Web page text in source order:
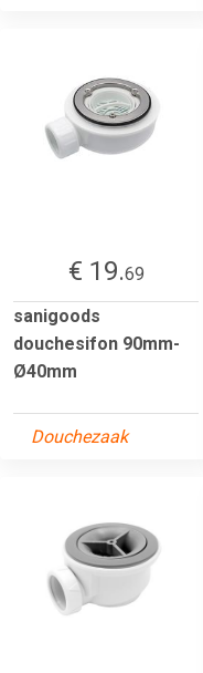
€ 19.69
sanigoods
douchesifon 90mm-
Ø40mm
Douchezaak